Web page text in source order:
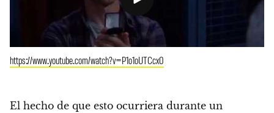
https://www.youtube.com/watch?v=P1o1oUTCcx0
El hecho de que esto ocurriera durante un